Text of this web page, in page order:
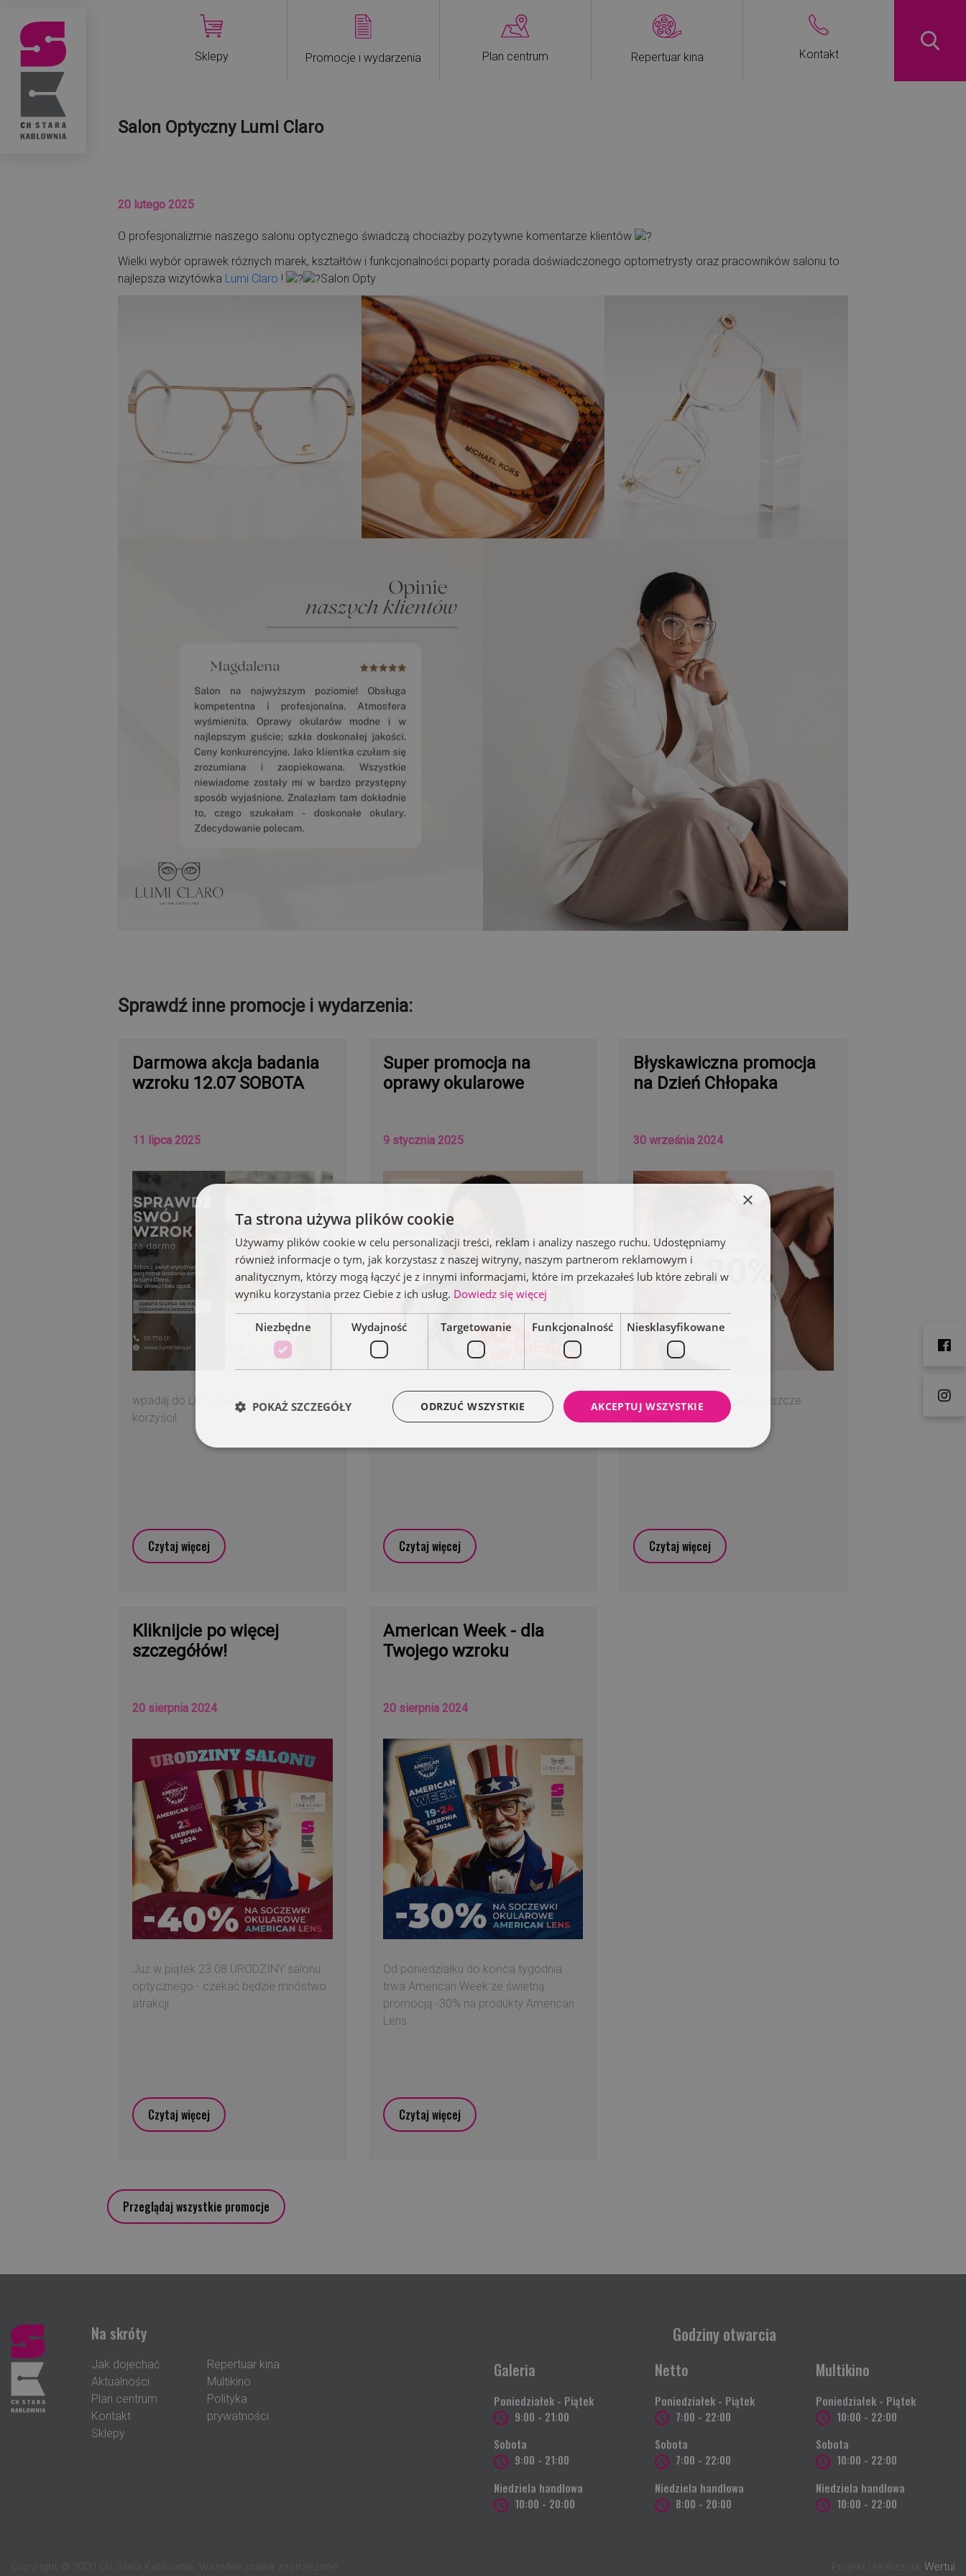
Sklepy Promocje i wydarzenia Plan centrum Repertuar kina Kontakt
Salon Optyczny Lumi Claro
20 lutego 2025
O profesjonalizmie naszego salonu optycznego świadczą chociażby pozytywne komentarze klientów
Wielki wybór oprawek różnych marek, kształtów i funkcjonalności poparty porada doświadczonego optometrysty oraz pracowników salonu to
najlepsza wizytówka Lumi Claro ! Salon Opty
Sprawdź inne promocje i wydarzenia:
Darmowa akcja badania
wzroku 12.07 SOBOTA
11 lipca 2025
wpadaj do Lumi Claro - czeka więcej
korzyści!
Czytaj więcej
Super promocja na
oprawy okularowe
9 stycznia 2025
tylko do 10.01!
Czytaj więcej
Błyskawiczna promocja
na Dzień Chłopaka
30 września 2024
Tylko DZIŚ!! Zapraszamy, jeszcze
Czytaj więcej
Kliknijcie po więcej
szczegółów!
20 sierpnia 2024
Już w piątek 23.08 URODZINY salonu
optycznego - czekać będzie mnóstwo
atrakcji
Czytaj więcej
American Week - dla
Twojego wzroku
20 sierpnia 2024
Od poniedziałku do końca tygodnia
trwa American Week ze świetną
promocją -30% na produkty American
Lens
Czytaj więcej
Przeglądaj wszystkie promocje
Na skróty
Jak dojechać
Aktualności
Plan centrum
Kontakt
Sklepy
Repertuar kina
Multikino
Polityka
prywatności
Godziny otwarcia
Galeria
Poniedziałek - Piątek
9:00 - 21:00
Sobota
9:00 - 21:00
Niedziela handlowa
10:00 - 20:00
Netto
Poniedziałek - Piątek
7:00 - 22:00
Sobota
7:00 - 22:00
Niedziela handlowa
8:00 - 20:00
Multikino
Poniedziałek - Piątek
10:00 - 22:00
Sobota
10:00 - 22:00
Niedziela handlowa
10:00 - 22:00
Wertui
×
Ta strona używa plików cookie
Używamy plików cookie w celu personalizacji treści, reklam i analizy naszego ruchu. Udostępniamy
również informacje o tym, jak korzystasz z naszej witryny, naszym partnerom reklamowym i
analitycznym, którzy mogą łączyć je z innymi informacjami, które im przekazałeś lub które zebrali w
wyniku korzystania przez Ciebie z ich usług. Dowiedz się więcej
Niezbędne Wydajność Targetowanie Funkcjonalność Niesklasyfikowane
AKCEPTUJ WSZYSTKIE
ODRZUĆ WSZYSTKIE
POKAŻ SZCZEGÓŁY